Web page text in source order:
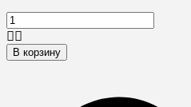
В корзину